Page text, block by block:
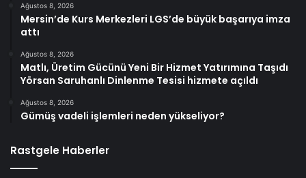
Ağustos 8, 2026
Mersin’de Kurs Merkezleri LGS’de büyük başarıya imza
attı
Ağustos 8, 2026
Matlı, Üretim Gücünü Yeni Bir Hizmet Yatırımına Taşıdı
Yörsan Saruhanlı Dinlenme Tesisi hizmete açıldı
Ağustos 8, 2026
Gümüş vadeli işlemleri neden yükseliyor?
Rastgele Haberler